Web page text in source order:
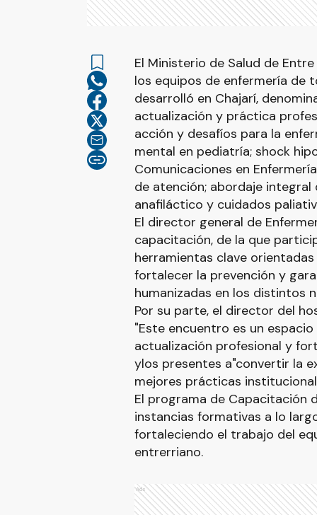
El Ministerio de Salud de
los equipos de enfermería de
desarrolló en Chajarí,
actualización y práctica
acción y desafíos para la
mental en pediatría; shock
Comunicaciones en
de atención; abordaje integral
anafiláctico y cuidados
El director general de
capacitación, de la que
herramientas clave
fortalecer la prevención y
humanizadas en los distintos
Por su parte, el director del
"Este encuentro es un
actualización profesional y
ylos presentes a"convertir la
mejores prácticas
El programa de Capacitación
instancias formativas a lo
fortaleciendo el trabajo del
entrerriano.
Ads